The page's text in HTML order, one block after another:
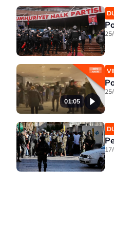
01:05